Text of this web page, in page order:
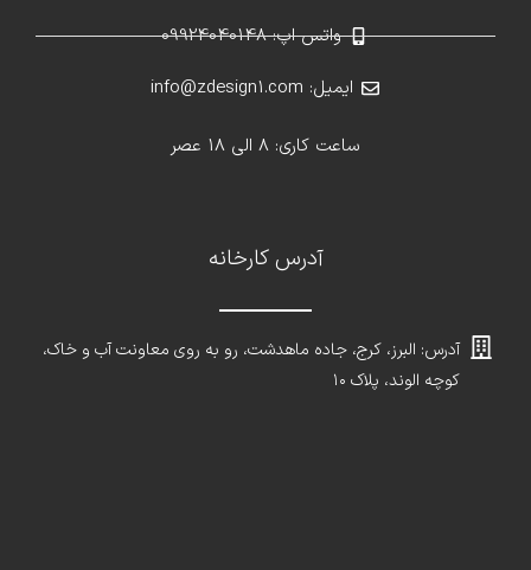
واتس اپ: 09924040148
ایمیل: info@zdesign1.com
ساعت کاری: 8 الی 18 عصر
آدرس کارخانه
آدرس: البرز، کرج، جاده ماهدشت، رو به روی معاونت آب و خاک،
کوچه الوند، پلاک ۱۰